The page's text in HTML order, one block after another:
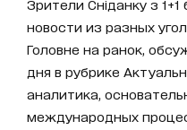
Зрители Сніданку з
новости из разных
Головне на ранок,
дня в рубрике
аналитика,
международных